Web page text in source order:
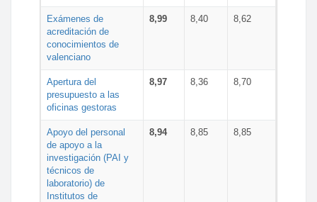
Exámenes de
acreditación de
conocimientos de
valenciano
8,99 8,40 8,62
Apertura del
presupuesto a las
oficinas gestoras
8,97 8,36 8,70
Apoyo del personal
de apoyo a la
investigación (PAI y
técnicos de
laboratorio) de
Institutos de
8,94 8,85 8,85